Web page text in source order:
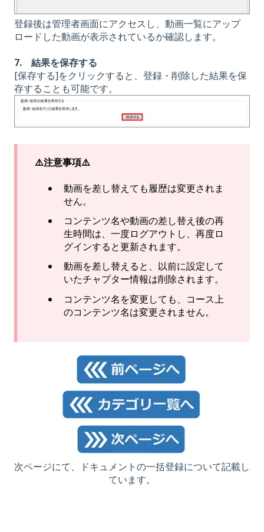
登録後は管理者画面にアクセスし、動画一覧にアップ
ロードした動画が表示されているか確認します。
7. 結果を保存する
[保存する]をクリックすると、登録・削除した結果を保
存することも可能です。
⚠️注意事項⚠️
動画を差し替えても履歴は変更されま
せん。
コンテンツ名や動画の差し替え後の再
生時間は、一度ログアウトし、再度ロ
グインすると更新されます。
動画を差し替えると、以前に設定して
いたチャプター情報は削除されます。
コンテンツ名を変更しても、コース上
のコンテンツ名は変更されません。
次ページにて、ドキュメントの一括登録について記載し
ています。